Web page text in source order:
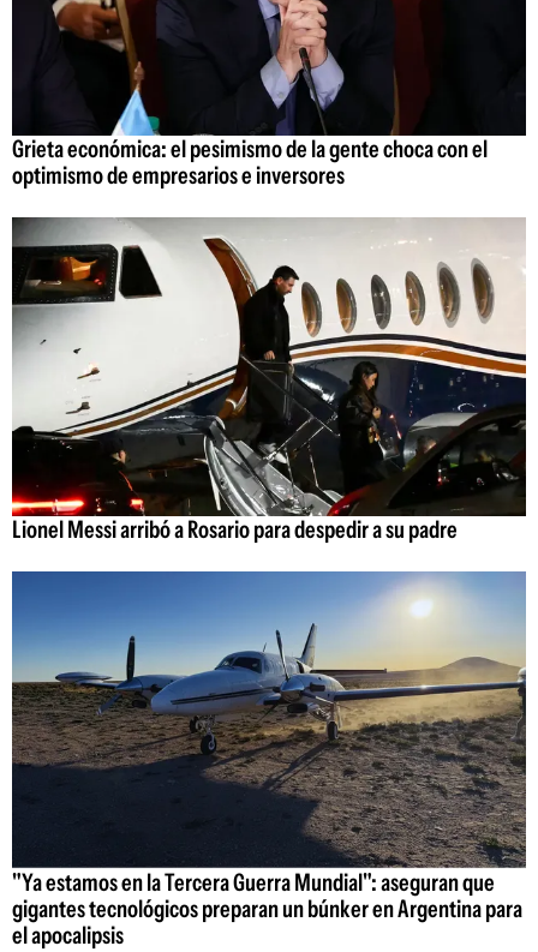
Grieta económica: el pesimismo de la gente choca con el
optimismo de empresarios e inversores
Lionel Messi arribó a Rosario para despedir a su padre
"Ya estamos en la Tercera Guerra Mundial": aseguran que
gigantes tecnológicos preparan un búnker en Argentina para
el apocalipsis